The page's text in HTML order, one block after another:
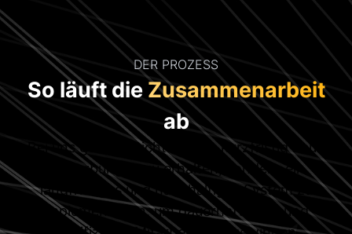
DER PROZESS
So läuft die Zusammenarbeit
ab
Bei uns geht es nicht darum, kurzfristig neue
Bewerbungen zu erhalten, sondern ein
langfristiges und nachhaltiges System zu
implementieren, um dauerhaft neue und